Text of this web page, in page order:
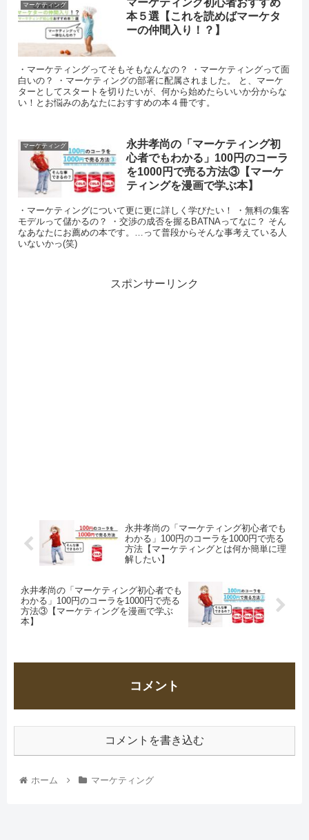
マーケティング
マーケティング初心者おすすめ
本５選【これを読めばマーケタ
ーの仲間入り！？】
・マーケティングってそもそもなんなの？ ・マーケティングって面
白いの？ ・マーケティングの部署に配属されました。 と、マーケ
ターとしてスタートを切りたいが、何から始めたらいいか分からな
い！とお悩みのあなたにおすすめの本４冊です。
マーケティング
永井孝尚の「マーケティング初
心者でもわかる」100円のコーラ
を1000円で売る方法③【マーケ
ティングを漫画で学ぶ本】
・マーケティングについて更に更に詳しく学びたい！ ・無料の集客
モデルって儲かるの？ ・交渉の成否を握るBATNAってなに？ そん
なあなたにお薦めの本です。…って普段からそんな事考えている人
いないかっ(笑)
スポンサーリンク
永井孝尚の「マーケティング初心者でも
わかる」100円のコーラを1000円で売る
方法【マーケティングとは何か簡単に理
解したい】
永井孝尚の「マーケティング初心者でも
わかる」100円のコーラを1000円で売る
方法③【マーケティングを漫画で学ぶ
本】
コメント
コメントを書き込む
ホーム マーケティング